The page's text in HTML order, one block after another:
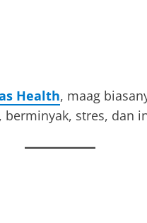
Health, maag
stres, dan